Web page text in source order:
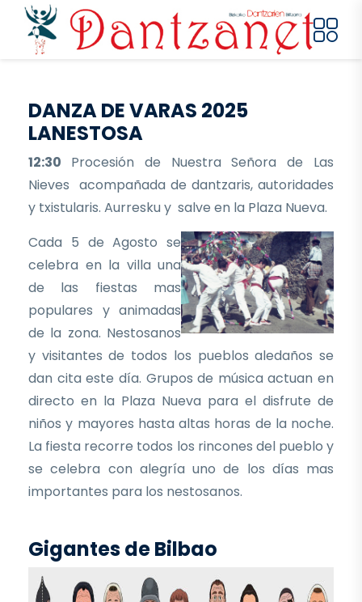
Pasar al contenido principal
DANZA DE VARAS 2025
LANESTOSA
12:30 Procesión de Nuestra Señora de Las
Nieves acompañada de dantzaris, autoridades
y txistularis. Aurresku y salve en la Plaza Nueva.
Cada 5 de Agosto se
celebra en la villa una
de las fiestas mas
populares y animadas
de la zona. Nestosanos
y visitantes de todos los pueblos aledaños se
dan cita este día. Grupos de música actuan en
directo en la Plaza Nueva para el disfrute de
niños y mayores hasta altas horas de la noche.
La fiesta recorre todos los rincones del pueblo y
se celebra con alegría uno de los días mas
importantes para los nestosanos.
Gigantes de Bilbao